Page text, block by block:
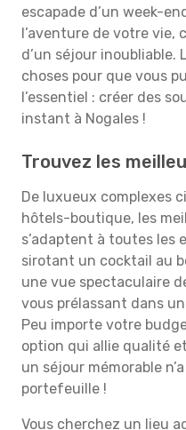
escapade d’un week-
l’aventure de votre vie,
d’un séjour inoubliable.
choses pour que vous
l’essentiel : créer des
instant à Nogales !
Trouvez les
De luxueux complexes
hôtels-boutique, les
s’adaptent à toutes les
sirotant un cocktail au
une vue spectaculaire
vous prélassant dans
Peu importe votre
option qui allie qualité
un séjour mémorable
portefeuille !
Vous cherchez un lieu